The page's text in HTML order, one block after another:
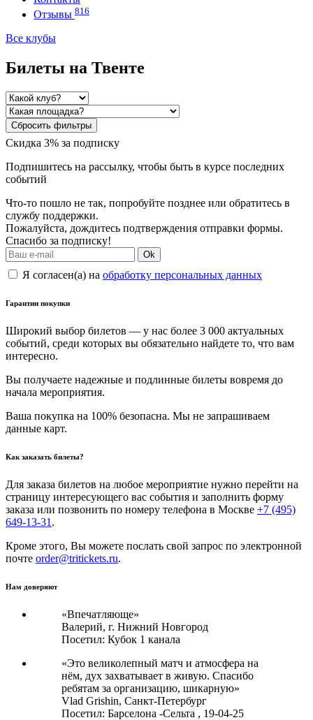
Отзывы 816
Все клубы
Билеты на Твенте
Сбросить фильтры
Скидка 3% за подписку
Подпишитесь на рассылку, чтобы быть в курсе последних
событий
Что-то пошло не так, попробуйте позднее или обратитесь в
службу поддержки.
Пожалуйста, дождитесь подтверждения отправки формы.
Спасибо за подписку!
Ok
Я согласен(а) на обработку персональных данных
Гарантии покупки
Широкий выбор билетов — у нас более 3 000 актуальных
событий, среди которых вы обязательно найдете то, что вам
интересно.
Вы получаете надежные и подлинные билеты вовремя до
начала мероприятия.
Ваша покупка на 100% безопасна. Мы не запрашиваем
данные карт.
Как заказать билеты?
Для заказа билетов на любое мероприятие нужно перейти на
страницу интересующего вас события и заполнить форму
заказа или позвонить по номеру телефона в Москве +7 (495)
649-13-31 .
Кроме этого, Вы можете послать свой запрос по электронной
почте order@tritickets.ru.
Нам доверяют
«Впечатляюще»
Валерий, г. Нижний Новгород
Посетил: Кубок 1 канала
«Это великолепный матч и атмосфера на
нём, дух захватывает в живую. Спасибо
ребятам за организацию, шикарную»
Vlad Grishin, Санкт-Петербург
Посетил: Барселона -Сельта , 19-04-25